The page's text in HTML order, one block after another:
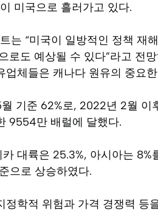
미국으로 흘러가고 있다.
는 “미국이 일방적인 정책 재
로도 예상될 수 있다”라고 전
체들은 캐나다 원유의 중요
기준 62%로, 2022년 2월 이
9554만 배럴에 달했다.
대륙은 25.3%, 아시아는
으로 상승하였다.
정학적 위험과 가격 경쟁력 등